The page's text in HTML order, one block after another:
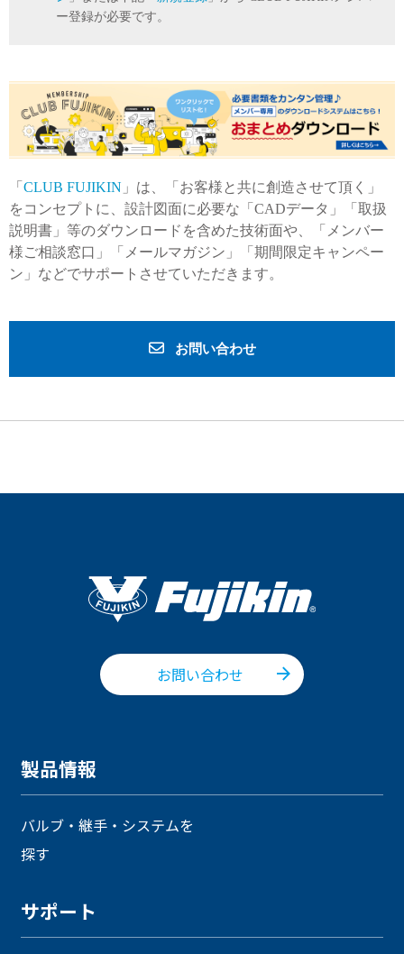
ー登録が必要です。
「 CLUB FUJIKIN 」は、「お客様と共に創造させて頂く」
をコンセプトに、設計図面に必要な「CADデータ」「取扱
説明書」等のダウンロードを含めた技術面や、「メンバー
様ご相談窓口」「メールマガジン」「期間限定キャンペー
ン」などでサポートさせていただきます。
お問い合わせ
お問い合わせ
製品情報
バルブ・継手・システムを
探す
サポート